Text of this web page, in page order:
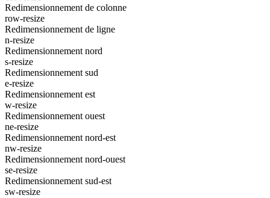
Redimensionnement de colonne
row-resize
Redimensionnement de ligne
n-resize
Redimensionnement nord
s-resize
Redimensionnement sud
e-resize
Redimensionnement est
w-resize
Redimensionnement ouest
ne-resize
Redimensionnement nord-est
nw-resize
Redimensionnement nord-ouest
se-resize
Redimensionnement sud-est
sw-resize